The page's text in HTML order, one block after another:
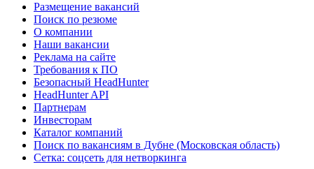
Размещение вакансий
Поиск по резюме
О компании
Наши вакансии
Реклама на сайте
Требования к ПО
Безопасный HeadHunter
HeadHunter API
Партнерам
Инвесторам
Каталог компаний
Поиск по вакансиям в Дубне (Московская область)
Сетка: соцсеть для нетворкинга